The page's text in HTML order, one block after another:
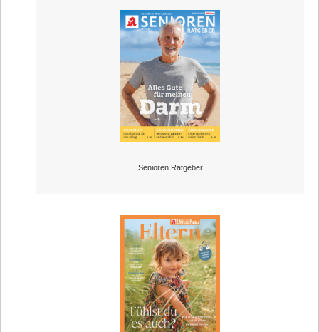
Senioren Ratgeber